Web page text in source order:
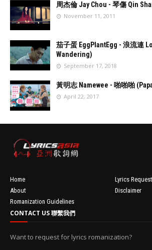
'data:post.fea
turedImage
resizeImage
100'
周杰倫 Jay Chou - 琴傷 Qin
November 11, 2011
'data:post.fea
turedImage
resizeImage
100'
茄子蛋 EggPlantEgg - 浪流連
Wandering)
September 17, 2018
'data:post.fea
resizeImage
100'
黃明志 Namewee - 啪啪啪
April 22, 2017
Home
Lyrics Request
About
Disclaimer
Romanization Guidelines
CONTACT US 聯繫我們
Want to request for lyrics romanization?